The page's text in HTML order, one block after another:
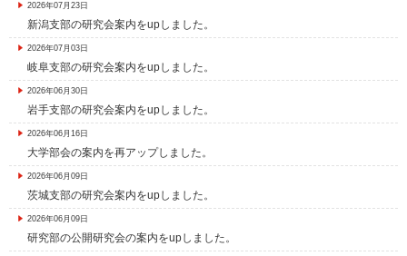
2026年07月23日
新潟支部の研究会案内をupしました。
2026年07月03日
岐阜支部の研究会案内をupしました。
2026年06月30日
岩手支部の研究会案内をupしました。
2026年06月16日
大学部会の案内を再アップしました。
2026年06月09日
茨城支部の研究会案内をupしました。
2026年06月09日
研究部の公開研究会の案内をupしました。